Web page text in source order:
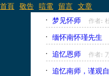
Jump
首頁 敬告 唁電 留言
文章
梦见怀师 作者:
缅怀南怀瑾先生
追忆恩师 作者:
追忆南师，谨观